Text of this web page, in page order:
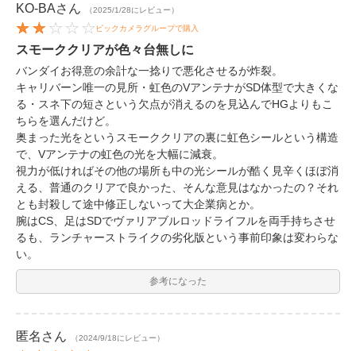
KO-BAさん （2025/1/28にレビュー）
ビックカメラグループで購入
スモーククリアが色々台無しに
バンダイお得意の余計な一捻りで悪化させるが炸裂。
キャリバーン唯一の見所・虹色のVアンテナがSD体型で大きくな
る・スネ下の短さという欠点が消えるのを見込んでHGよりもこ
ちらを選んだけど。
奥まった光をというスモーククリアの裏に虹色シールという構造
で、Vアンテナの虹色の光を大幅に減衰。
視力が低ければその他の場所も中の光シールが酷く見辛くほぼ消
える、普通のクリアで良かった、そんな意見はなかったの？それ
とも封殺して途中修正しないって大企業病とか。
腕はCS、足はSDでヴァリアブルロッドライフルを両手持ちさせ
るも、ランチャーストライクの劣化版という事前印象は変わらな
い。
参考になった
匿名 さん （2024/9/18にレビュー）